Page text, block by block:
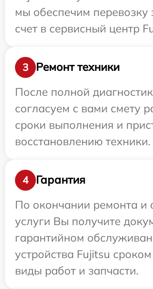
мы обеспечим перевозку
счет в сервисный центр
3
Ремонт техники
После полной
согласуем с вами смету
сроки выполнения и
восстановлению техники.
4
Гарантия
По окончании ремонта и
услуги Вы получите
гарантийном
устройства Fujitsu
виды работ и запчасти.